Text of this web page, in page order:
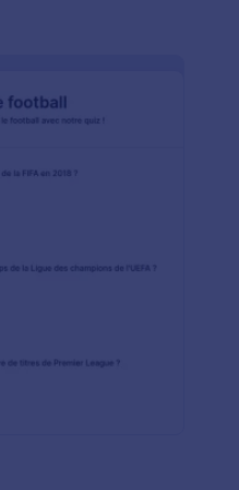
sur l'engagement
le comme bon vous
les questions
à plus de 100
Google Drive et
et dites adieu